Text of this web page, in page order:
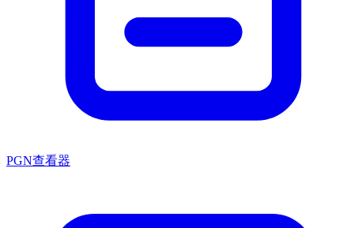
PGN查看器